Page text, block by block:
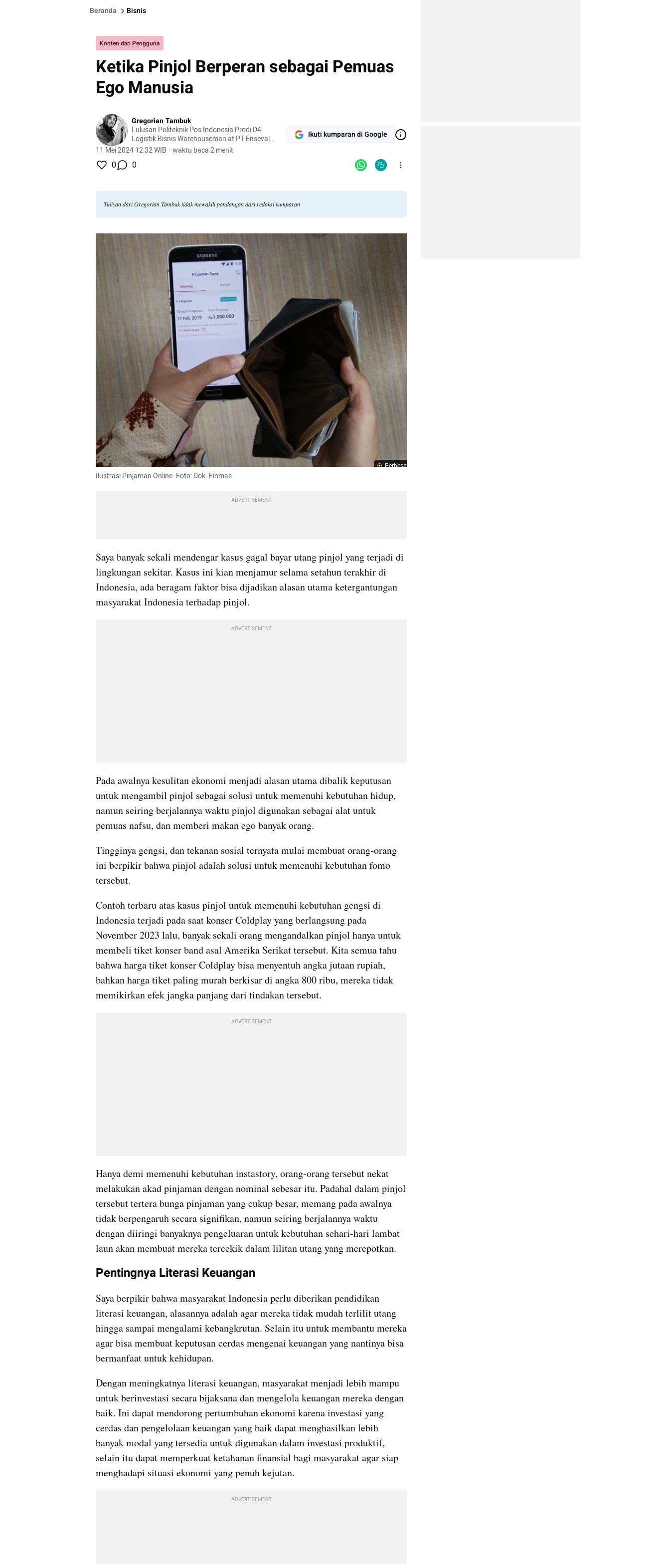
Beranda Bisnis
Konten dari Pengguna
Ketika Pinjol Berperan sebagai Pemuas
Ego Manusia
Gregorian Tambuk
Lulusan Politeknik Pos Indonesia Prodi D4
Logistik Bisnis Warehouseman at PT Enseval
Putera Megatrading
11 Mei 2024 12:32 WIB · waktu baca 2 menit
Ikuti kumparan di Google
0 0
Tulisan dari Gregorian Tambuk tidak mewakili pandangan dari redaksi kumparan
Perbesar
Ilustrasi Pinjaman Online. Foto: Dok. Finmas
ADVERTISEMENT
Saya banyak sekali mendengar kasus gagal bayar utang pinjol yang terjadi di
lingkungan sekitar. Kasus ini kian menjamur selama setahun terakhir di
Indonesia, ada beragam faktor bisa dijadikan alasan utama ketergantungan
masyarakat Indonesia terhadap pinjol.
ADVERTISEMENT
Pada awalnya kesulitan ekonomi menjadi alasan utama dibalik keputusan
untuk mengambil pinjol sebagai solusi untuk memenuhi kebutuhan hidup,
namun seiring berjalannya waktu pinjol digunakan sebagai alat untuk
pemuas nafsu, dan memberi makan ego banyak orang.
Tingginya gengsi, dan tekanan sosial ternyata mulai membuat orang-orang
ini berpikir bahwa pinjol adalah solusi untuk memenuhi kebutuhan fomo
tersebut.
Contoh terbaru atas kasus pinjol untuk memenuhi kebutuhan gengsi di
Indonesia terjadi pada saat konser Coldplay yang berlangsung pada
November 2023 lalu, banyak sekali orang mengandalkan pinjol hanya untuk
membeli tiket konser band asal Amerika Serikat tersebut. Kita semua tahu
bahwa harga tiket konser Coldplay bisa menyentuh angka jutaan rupiah,
bahkan harga tiket paling murah berkisar di angka 800 ribu, mereka tidak
memikirkan efek jangka panjang dari tindakan tersebut.
ADVERTISEMENT
Hanya demi memenuhi kebutuhan instastory, orang-orang tersebut nekat
melakukan akad pinjaman dengan nominal sebesar itu. Padahal dalam pinjol
tersebut tertera bunga pinjaman yang cukup besar, memang pada awalnya
tidak berpengaruh secara signifikan, namun seiring berjalannya waktu
dengan diiringi banyaknya pengeluaran untuk kebutuhan sehari-hari lambat
laun akan membuat mereka tercekik dalam lilitan utang yang merepotkan.
Pentingnya Literasi Keuangan
Saya berpikir bahwa masyarakat Indonesia perlu diberikan pendidikan
literasi keuangan, alasannya adalah agar mereka tidak mudah terlilit utang
hingga sampai mengalami kebangkrutan. Selain itu untuk membantu mereka
agar bisa membuat keputusan cerdas mengenai keuangan yang nantinya bisa
bermanfaat untuk kehidupan.
Dengan meningkatnya literasi keuangan, masyarakat menjadi lebih mampu
untuk berinvestasi secara bijaksana dan mengelola keuangan mereka dengan
baik. Ini dapat mendorong pertumbuhan ekonomi karena investasi yang
cerdas dan pengelolaan keuangan yang baik dapat menghasilkan lebih
banyak modal yang tersedia untuk digunakan dalam investasi produktif,
selain itu dapat memperkuat ketahanan finansial bagi masyarakat agar siap
menghadapi situasi ekonomi yang penuh kejutan.
ADVERTISEMENT